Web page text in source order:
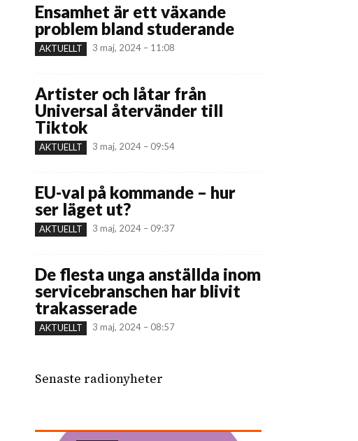
Ensamhet är ett växande
problem bland studerande
AKTUELLT 3 maj, 2024 – 11:08
Artister och låtar från
Universal återvänder till
Tiktok
AKTUELLT 3 maj, 2024 – 09:54
EU-val på kommande – hur
ser läget ut?
AKTUELLT 3 maj, 2024 – 09:37
De flesta unga anställda inom
servicebranschen har blivit
trakasserade
AKTUELLT 3 maj, 2024 – 08:57
Senaste radionyheter